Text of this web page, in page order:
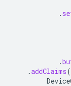
.
.
.addClaims(